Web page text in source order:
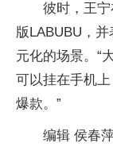
彼时，王
版LABUBU，
元化的场景。“
可以挂在手机
爆款。”
编辑 侯春